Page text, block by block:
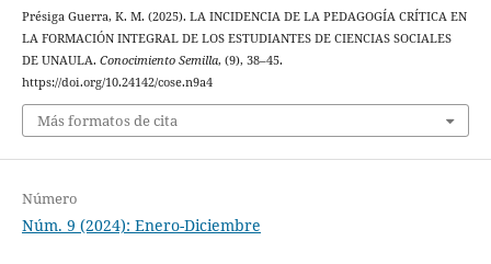
Présiga Guerra, K. M. (2025). LA INCIDENCIA DE LA PEDAGOGÍA CRÍTICA EN
LA FORMACIÓN INTEGRAL DE LOS ESTUDIANTES DE CIENCIAS SOCIALES
DE UNAULA. Conocimiento Semilla, (9), 38–45.
https://doi.org/10.24142/cose.n9a4
Más formatos de cita
Número
Núm. 9 (2024): Enero-Diciembre